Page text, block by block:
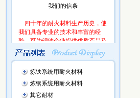
我们的信条
四十年的耐火材料生产历史，使
我们具备专业的技术和丰富的经
验。可为钢铁企业提供优质产品及
耐火材料的设计、施工服务，我们
始终坚持:
客户的要求是我们努力的方向，
客户的满意是我们工作的目标，
和客户交朋友，与客户共风雨！
炼铁系统用耐火材料
炼钢系统用耐火材料
其它耐材